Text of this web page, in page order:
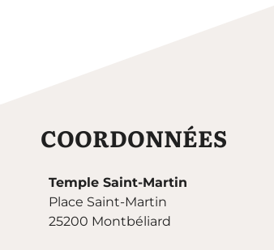
COORDONNÉES
Temple Saint-Martin
Place Saint-Martin
25200 Montbéliard